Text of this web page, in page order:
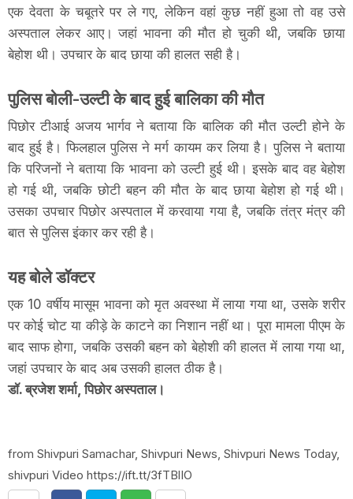
एक देवता के चबूतरे पर ले गए, लेकिन वहां कुछ नहीं हुआ तो वह उसे
अस्पताल लेकर आए। जहां भावना की मौत हो चुकी थी, जबकि छाया
बेहोश थी। उपचार के बाद छाया की हालत सही है।
पुलिस बोली-उल्टी के बाद हुई बालिका की मौत
पिछोर टीआई अजय भार्गव ने बताया कि बालिक की मौत उल्टी होने के
बाद हुई है। फिलहाल पुलिस ने मर्ग कायम कर लिया है। पुलिस ने बताया
कि परिजनों ने बताया कि भावना को उल्टी हुई थी। इसके बाद वह बेहोश
हो गई थी, जबकि छोटी बहन की मौत के बाद छाया बेहोश हो गई थी।
उसका उपचार पिछोर अस्पताल में करवाया गया है, जबकि तंत्र मंत्र की
बात से पुलिस इंकार कर रही है।
यह बोले डॉक्टर
एक 10 वर्षीय मासूम भावना को मृत अवस्था में लाया गया था, उसके शरीर
पर कोई चोट या कीड़े के काटने का निशान नहीं था। पूरा मामला पीएम के
बाद साफ होगा, जबकि उसकी बहन को बेहोशी की हालत में लाया गया था,
जहां उपचार के बाद अब उसकी हालत ठीक है।
डॉ. ब्रजेश शर्मा, पिछोर अस्पताल।
from Shivpuri Samachar, Shivpuri News, Shivpuri News Today,
shivpuri Video https://ift.tt/3fTBlIO